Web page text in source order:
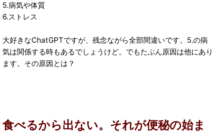
5.病気や体質
6.ストレス
大好きなChatGPTですが、残念ながら全部間違いです。5.の病
気は関係する時もあるでしょうけど。でもたぶん原因は他にあり
ます。その原因とは？
食べるから出ない。それが便秘の始ま